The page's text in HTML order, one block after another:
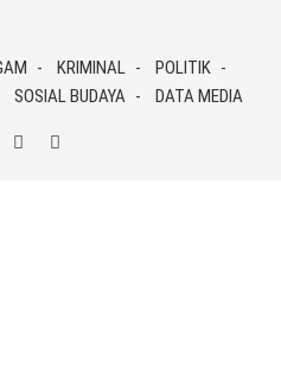
KRIMINAL
POLITIK
SOSIAL BUDAYA DATA MEDIA